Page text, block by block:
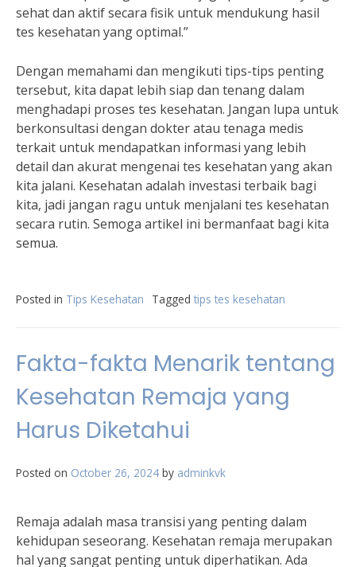
sehat dan aktif secara fisik untuk mendukung hasil
tes kesehatan yang optimal.”
Dengan memahami dan mengikuti tips-tips penting
tersebut, kita dapat lebih siap dan tenang dalam
menghadapi proses tes kesehatan. Jangan lupa untuk
berkonsultasi dengan dokter atau tenaga medis
terkait untuk mendapatkan informasi yang lebih
detail dan akurat mengenai tes kesehatan yang akan
kita jalani. Kesehatan adalah investasi terbaik bagi
kita, jadi jangan ragu untuk menjalani tes kesehatan
secara rutin. Semoga artikel ini bermanfaat bagi kita
semua.
Posted in Tips Kesehatan Tagged tips tes kesehatan
Fakta-fakta Menarik tentang
Kesehatan Remaja yang
Harus Diketahui
Posted on October 26, 2024 by adminkvk
Remaja adalah masa transisi yang penting dalam
kehidupan seseorang. Kesehatan remaja merupakan
hal yang sangat penting untuk diperhatikan. Ada